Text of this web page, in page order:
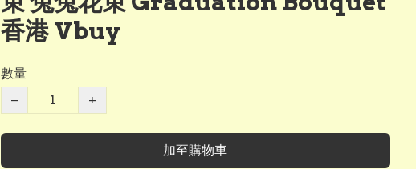
香港 Vbuy
數量
−
+
加至購物車